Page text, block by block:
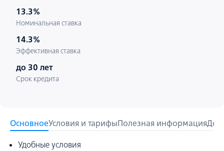
13.3%
Номинальная ставка
14.3%
Эффективная ставка
до 30 лет
Срок кредита
ОсновноеУсловия и тарифыПолезная информация
Удобные условия